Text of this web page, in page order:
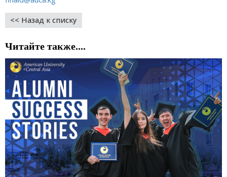
<< Назад к списку
Читайте также....